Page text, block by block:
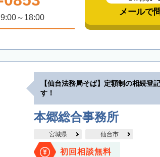
～18:00
メールで
【仙台法務局そば】定額制の相続登
す！
本郷総合事務所
宮城県 仙台市
初回相談無料